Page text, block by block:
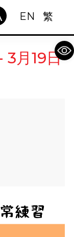
EN 繁
3月19日